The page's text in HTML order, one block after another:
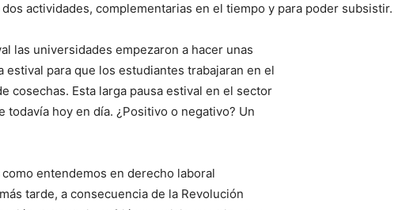
actividades, complementarias en el tiempo y para poder subsistir.
las universidades empezaron a hacer unas
estival para que los estudiantes trabajaran en el
cosechas. Esta larga pausa estival en el sector
todavía hoy en día. ¿Positivo o negativo? Un
entendemos en derecho laboral
tarde, a consecuencia de la Revolución